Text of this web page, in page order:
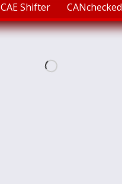
CAE Shifter CANchecked